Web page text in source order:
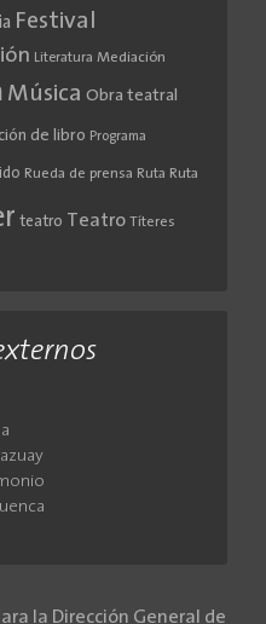
Festival
Literatura Mediación
Música Obra teatral
de libro Programa
Rueda de prensa Ruta Ruta
teatro Teatro Títeres
la Dirección General de